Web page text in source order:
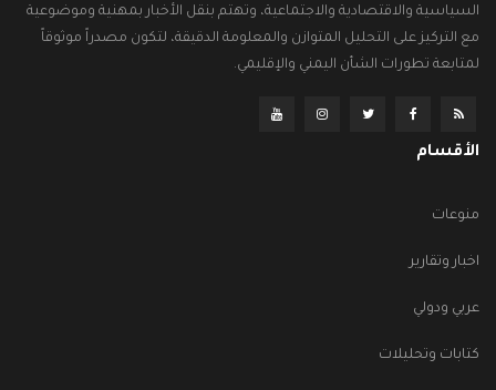
السياسية والاقتصادية والاجتماعية، وتهتم بنقل الأخبار بمهنية وموضوعية
مع التركيز على التحليل المتوازن والمعلومة الدقيقة، لتكون مصدراً موثوقاً
لمتابعة تطورات الشأن اليمني والإقليمي.
الأقسام
منوعات
اخبار وتقارير
عربي ودولي
كتابات وتحليلات